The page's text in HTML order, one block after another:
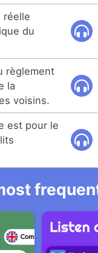
réelle
du
règlement
la
voisins.
est pour le